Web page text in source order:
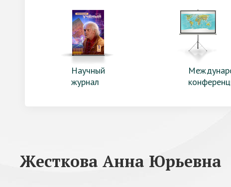
Научный
журнал
Жесткова Анна Юрьевна